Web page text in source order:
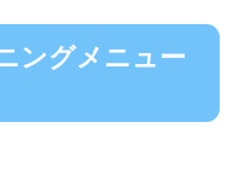
ングメニュー